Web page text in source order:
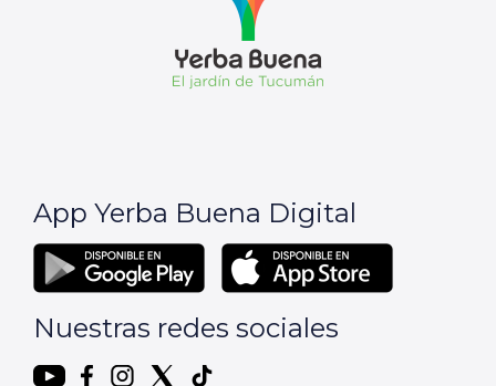
App Yerba Buena Digital
Nuestras redes sociales